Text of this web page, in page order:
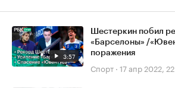
3:57
Шестеркин побил
«Барселоны» /
поражения
Спорт · 17 апр 2022,